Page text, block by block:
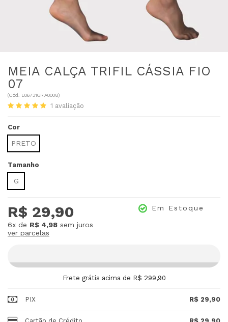
MEIA CALÇA TRIFIL CÁSSIA FIO
07
(Cód. L06731GRA0008)
1 avaliação
Cor
PRETO
Tamanho
G
R$ 29,90
6x de R$ 4,98 sem juros
ver parcelas
Em Estoque
Frete grátis acima de R$ 299,90
PIX R$ 29,90